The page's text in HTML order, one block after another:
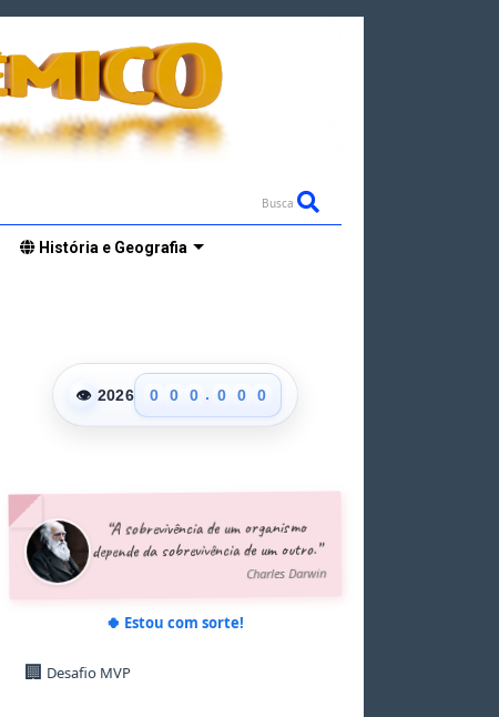
Busca
História e Geografia
👁 2026
0
1
6
7
0
1
6
7
0
1
6
7
. 0
1
6
7
0
1
6
7
0
1
6
7
8
“A sobrevivência de um organismo
depende da sobrevivência de um outro.”
Charles Darwin
🍀 Estou com sorte!
🏢 Desafio MVP